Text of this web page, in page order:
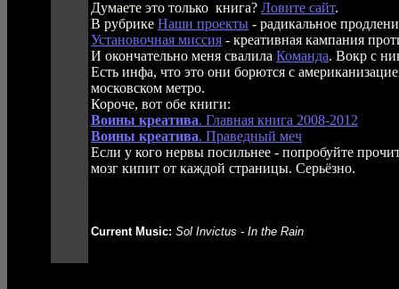
Думаете это только книга? Ловите сайт.
В рубрике Наши проекты - радикальное
Установочная миссия - креативная кампания
И окончательно меня свалила Команда. Вокр с
Есть инфа, что это они борются с
московском метро.
Короче, вот обе книги:
Воины креатива. Главная книга 2008-2012
Воины креатива. Праведный меч
Если у кого нервы посильнее - попробуйте
мозг кипит от каждой страницы. Серьёзно.
Current Music: Sol Invictus - In the Rain